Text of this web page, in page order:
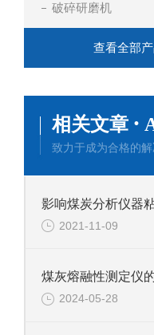
破碎研磨机
查看全部
相关文章 ·
致力于成为合格的解
2021-11-09
煤灰熔融性测定仪
2024-05-28